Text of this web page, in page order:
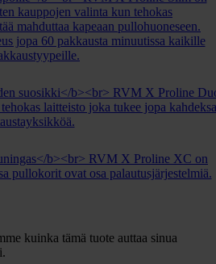
kuinka tämä tuote auttaa sinua